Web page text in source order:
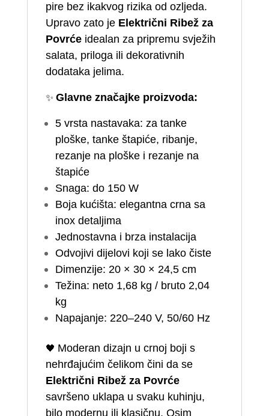
pire bez ikakvog rizika od ozljeda.
Upravo zato je Električni Ribež za
Povrćeidealan za pripremu svježih
salata, priloga ili dekorativnih
dodataka jelima.
✨ Glavne značajke proizvoda:
5 vrsta nastavaka: za tanke
ploške, tanke štapiće, ribanje,
rezanje na ploške i rezanje na
štapiće
Snaga: do 150 W
Boja kućišta: elegantna crna sa
inox detaljima
Jednostavna i brza instalacija
Odvojivi dijelovi koji se lako čiste
Dimenzije: 20 × 30 × 24,5 cm
Težina: neto 1,68 kg / bruto 2,04
kg
Napajanje: 220–240 V, 50/60 Hz
🖤 Moderan dizajn u crnoj boji s
nehrđajućim čelikom čini da se
Električni Ribež za Povrće
savršeno uklapa u svaku kuhinju,
bilo modernu ili klasičnu. Osim